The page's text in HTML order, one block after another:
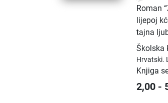
Roman
lijepoj
tajna
Školska
Hrvatski.
Knjiga
2,00 -